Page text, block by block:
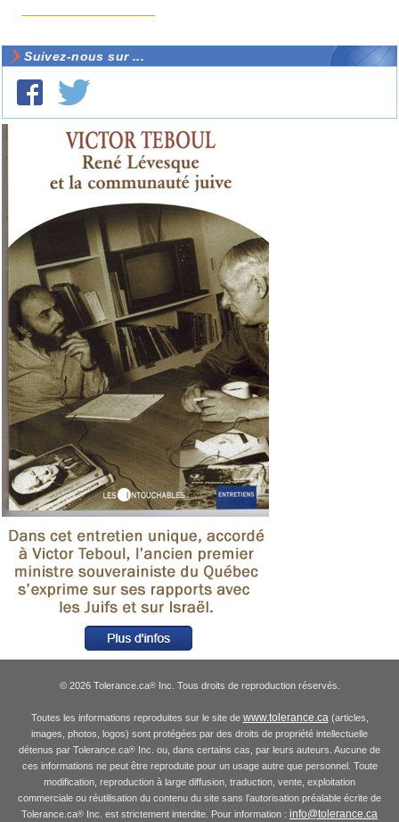
Suivez-nous sur ...
© 2026 Tolerance.ca®Inc. Tous droits de reproduction réservés.
Toutes les informations reproduites sur le site de www.tolerance.ca(articles,
images, photos, logos) sont protégées par des droits de propriété intellectuelle
détenus par Tolerance.ca® Inc. ou, dans certains cas, par leurs auteurs. Aucune de
ces informations ne peut être reproduite pour un usage autre que personnel. Toute
modification, reproduction à large diffusion, traduction, vente, exploitation
commerciale ou réutilisation du contenu du site sans l'autorisation préalable écrite de
Tolerance.ca® Inc. est strictement interdite. Pour information : info@tolerance.ca